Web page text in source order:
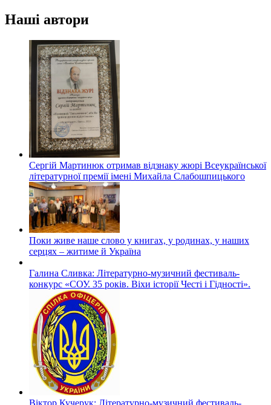
Наші автори
Сергій Мартинюк отримав відзнаку жюрі Всеукраїнської
літературної премії імені Михайла Слабошпицького
Поки живе наше слово у книгах, у родинах, у наших
серцях – житиме й Україна
Галина Сливка: Літературно-музичний фестиваль-
конкурс «СОУ. 35 років. Віхи історії Честі і Гідності».